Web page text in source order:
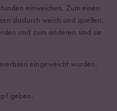
einweichen. Zum einen
dadurch weich und quellen,
und zum anderen sind sie
eingeweicht wurden,
geben.